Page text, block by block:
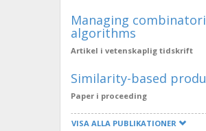
Managing
algorithms
Artikel i vetenskaplig tidskrift
Similarity-based
Paper i proceeding
VISA ALLA PUBLIKATIONER